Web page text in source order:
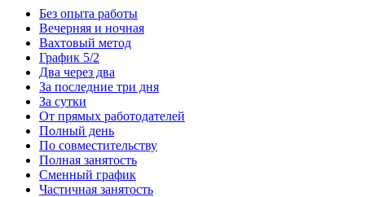
Без опыта работы
Вечерняя и ночная
Вахтовый метод
График 5/2
Два через два
За последние три дня
За сутки
От прямых работодателей
Полный день
По совместительству
Полная занятость
Сменный график
Частичная занятость